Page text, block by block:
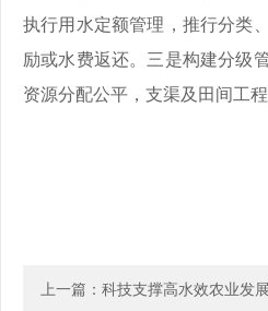
执行用水定额管理，推行分类
励或水费返还。三是构建分级
资源分配公平，支渠及田间工
上一篇：科技支撑高水效农业发